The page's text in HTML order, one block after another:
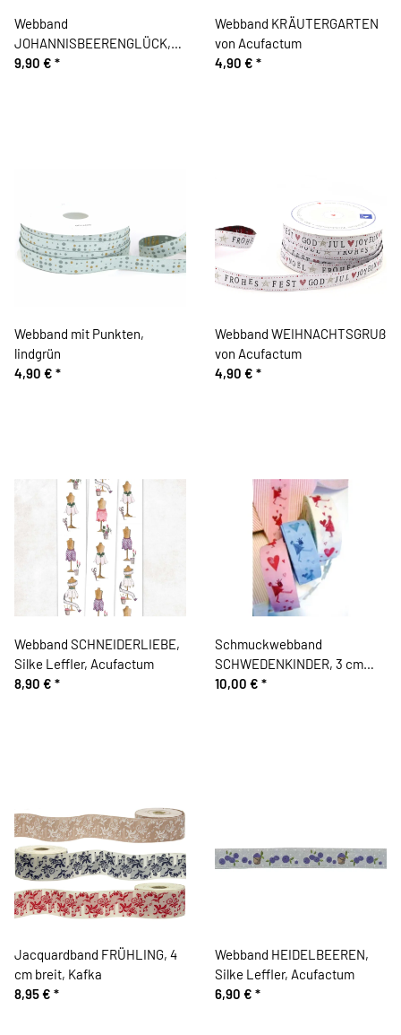
Webband
JOHANNISBEERENGLÜCK,
Silke Leffler, Acufactum
9,90 € *
Webband KRÄUTERGARTEN
von Acufactum
4,90 € *
Webband mit Punkten,
lindgrün
4,90 € *
Webband WEIHNACHTSGRUß
von Acufactum
4,90 € *
Webband SCHNEIDERLIEBE,
Silke Leffler, Acufactum
8,90 € *
Schmuckwebband
SCHWEDENKINDER, 3 cm
breit, Acufactum
10,00 € *
Jacquardband FRÜHLING, 4
cm breit, Kafka
8,95 € *
Webband HEIDELBEEREN,
Silke Leffler, Acufactum
6,90 € *